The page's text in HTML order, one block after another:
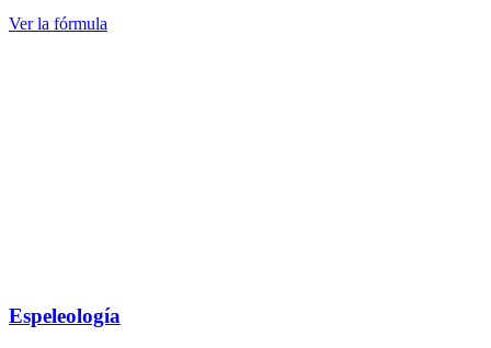
Ver la fórmula
Espeleología